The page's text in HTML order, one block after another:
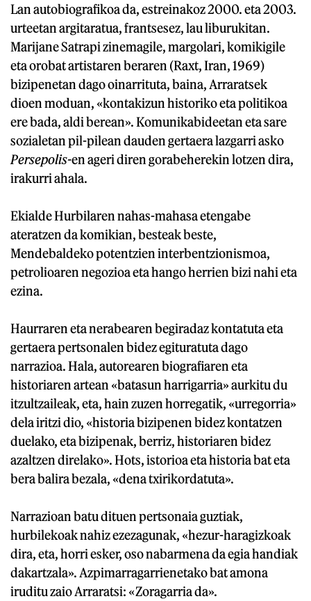
Lan autobiografikoa da, estreinakoz 2000. eta 2003.
urteetan argitaratua, frantsesez, lau liburukitan.
Marijane Satrapi zinemagile, margolari, komikigile
eta orobat artistaren beraren (Raxt, Iran, 1969)
bizipenetan dago oinarrituta, baina, Arraratsek
dioen moduan, «kontakizun historiko eta politikoa
ere bada, aldi berean». Komunikabideetan eta sare
sozialetan pil-pilean dauden gertaera lazgarri asko
Persepolis-en ageri diren gorabeherekin lotzen dira,
irakurri ahala.
Ekialde Hurbilaren nahas-mahasa etengabe
ateratzen da komikian, besteak beste,
Mendebaldeko potentzien interbentzionismoa,
petrolioaren negozioa eta hango herrien bizi nahi eta
ezina.
Haurraren eta nerabearen begiradaz kontatuta eta
gertaera pertsonalen bidez egituratuta dago
narrazioa. Hala, autorearen biografiaren eta
historiaren artean «batasun harrigarria» aurkitu du
itzultzaileak, eta, hain zuzen horregatik, «urregorria»
dela iritzi dio, «historia bizipenen bidez kontatzen
duelako, eta bizipenak, berriz, historiaren bidez
azaltzen direlako». Hots, istorioa eta historia bat eta
bera balira bezala, «dena txirikordatuta».
Narrazioan batu dituen pertsonaia guztiak,
hurbilekoak nahiz ezezagunak, «hezur-haragizkoak
dira, eta, horri esker, oso nabarmena da egia handiak
dakartzala». Azpimarragarrienetako bat amona
iruditu zaio Arraratsi: «Zoragarria da».